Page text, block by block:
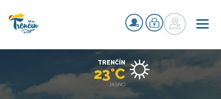
TRENČÍN
23°C
JASNO